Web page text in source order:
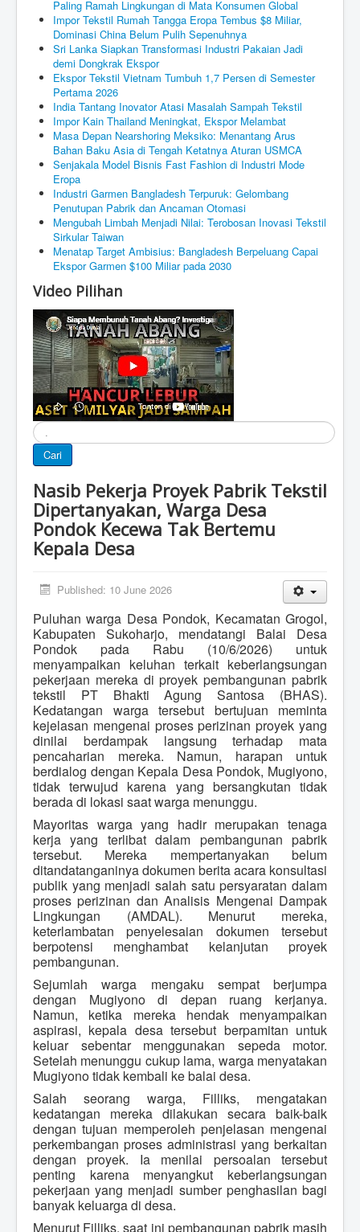
Paling Ramah Lingkungan di Mata Konsumen Global
Impor Tekstil Rumah Tangga Eropa Tembus $8 Miliar,
Dominasi China Belum Pulih Sepenuhnya
Sri Lanka Siapkan Transformasi Industri Pakaian Jadi
demi Dongkrak Ekspor
Ekspor Tekstil Vietnam Tumbuh 1,7 Persen di Semester
Pertama 2026
India Tantang Inovator Atasi Masalah Sampah Tekstil
Impor Kain Thailand Meningkat, Ekspor Melambat
Masa Depan Nearshoring Meksiko: Menantang Arus
Bahan Baku Asia di Tengah Ketatnya Aturan USMCA
Senjakala Model Bisnis Fast Fashion di Industri Mode
Eropa
Industri Garmen Bangladesh Terpuruk: Gelombang
Penutupan Pabrik dan Ancaman Otomasi
Mengubah Limbah Menjadi Nilai: Terobosan Inovasi Tekstil
Sirkular Taiwan
Menatap Target Ambisius: Bangladesh Berpeluang Capai
Ekspor Garmen $100 Miliar pada 2030
Video Pilihan
Cari
Cari
Nasib Pekerja Proyek Pabrik Tekstil
Dipertanyakan, Warga Desa
Pondok Kecewa Tak Bertemu
Kepala Desa
Published: 10 June 2026
Puluhan warga Desa Pondok, Kecamatan Grogol,
Kabupaten Sukoharjo, mendatangi Balai Desa
Pondok pada Rabu (10/6/2026) untuk
menyampaikan keluhan terkait keberlangsungan
pekerjaan mereka di proyek pembangunan pabrik
tekstil PT Bhakti Agung Santosa (BHAS).
Kedatangan warga tersebut bertujuan meminta
kejelasan mengenai proses perizinan proyek yang
dinilai berdampak langsung terhadap mata
pencaharian mereka. Namun, harapan untuk
berdialog dengan Kepala Desa Pondok, Mugiyono,
tidak terwujud karena yang bersangkutan tidak
berada di lokasi saat warga menunggu.
Mayoritas warga yang hadir merupakan tenaga
kerja yang terlibat dalam pembangunan pabrik
tersebut. Mereka mempertanyakan belum
ditandatanganinya dokumen berita acara konsultasi
publik yang menjadi salah satu persyaratan dalam
proses perizinan dan Analisis Mengenai Dampak
Lingkungan (AMDAL). Menurut mereka,
keterlambatan penyelesaian dokumen tersebut
berpotensi menghambat kelanjutan proyek
pembangunan.
Sejumlah warga mengaku sempat berjumpa
dengan Mugiyono di depan ruang kerjanya.
Namun, ketika mereka hendak menyampaikan
aspirasi, kepala desa tersebut berpamitan untuk
keluar sebentar menggunakan sepeda motor.
Setelah menunggu cukup lama, warga menyatakan
Mugiyono tidak kembali ke balai desa.
Salah seorang warga, Filliks, mengatakan
kedatangan mereka dilakukan secara baik-baik
dengan tujuan memperoleh penjelasan mengenai
perkembangan proses administrasi yang berkaitan
dengan proyek. Ia menilai persoalan tersebut
penting karena menyangkut keberlangsungan
pekerjaan yang menjadi sumber penghasilan bagi
banyak keluarga di desa.
Menurut Filliks, saat ini pembangunan pabrik masih